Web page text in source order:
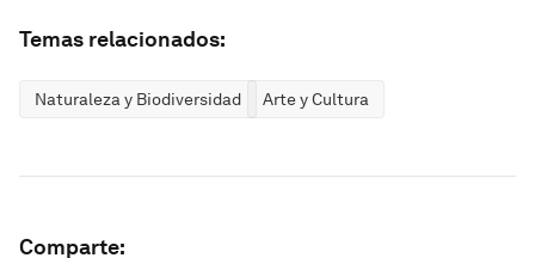
Temas relacionados:
Naturaleza y Biodiversidad Arte y Cultura
Comparte: